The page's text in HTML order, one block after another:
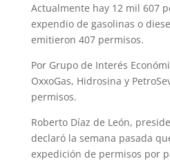
Actualmente hay 12 mil 607
expendio de gasolinas o
emitieron 407 permisos.
Por Grupo de Interés
OxxoGas, Hidrosina y
permisos.
Roberto Díaz de León,
declaró la semana pasada
expedición de permisos por